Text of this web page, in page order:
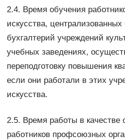
2.4. Время обучения
искусства, централизованных
бухгалтерий учреждений
учебных заведениях,
переподготовку повышения
если они работали в этих
искусства.
2.5. Время работы в качестве
работников профсоюзных